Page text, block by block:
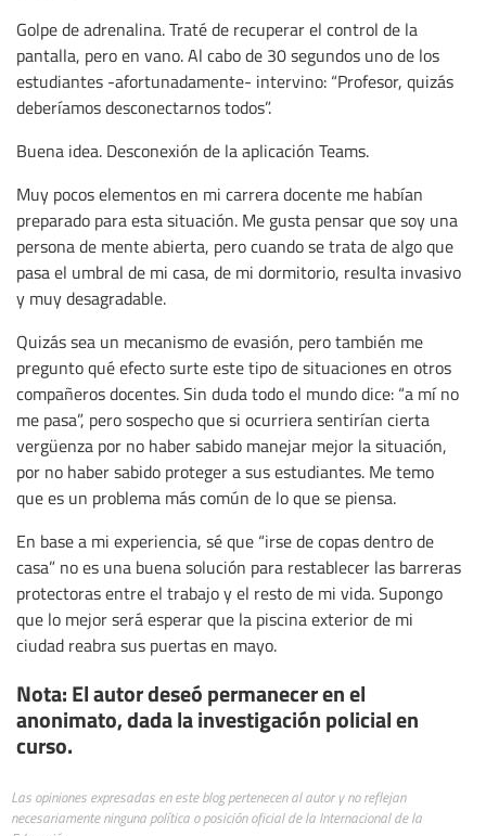
Golpe de adrenalina. Traté de recuperar el control de la
pantalla, pero en vano. Al cabo de 30 segundos uno de los
estudiantes -afortunadamente- intervino: “Profesor, quizás
deberíamos desconectarnos todos”.
Buena idea. Desconexión de la aplicación Teams.
Muy pocos elementos en mi carrera docente me habían
preparado para esta situación. Me gusta pensar que soy una
persona de mente abierta, pero cuando se trata de algo que
pasa el umbral de mi casa, de mi dormitorio, resulta invasivo
y muy desagradable.
Quizás sea un mecanismo de evasión, pero también me
pregunto qué efecto surte este tipo de situaciones en otros
compañeros docentes. Sin duda todo el mundo dice: “a mí no
me pasa”, pero sospecho que si ocurriera sentirían cierta
vergüenza por no haber sabido manejar mejor la situación,
por no haber sabido proteger a sus estudiantes. Me temo
que es un problema más común de lo que se piensa.
En base a mi experiencia, sé que “irse de copas dentro de
casa” no es una buena solución para restablecer las barreras
protectoras entre el trabajo y el resto de mi vida. Supongo
que lo mejor será esperar que la piscina exterior de mi
ciudad reabra sus puertas en mayo.
Nota: El autor deseó permanecer en el
anonimato, dada la investigación policial en
curso.
Las opiniones expresadas en este blog pertenecen al autor y no reflejan
necesariamente ninguna política o posición oficial de la Internacional de la